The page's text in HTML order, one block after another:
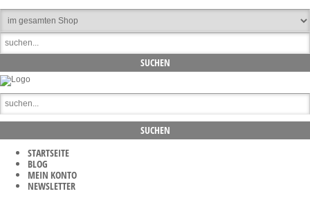
STARTSEITE
BLOG
MEIN KONTO
NEWSLETTER